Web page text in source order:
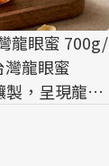
龍眼蜜 700g/
龍眼蜜
，呈現龍眼
甜味。